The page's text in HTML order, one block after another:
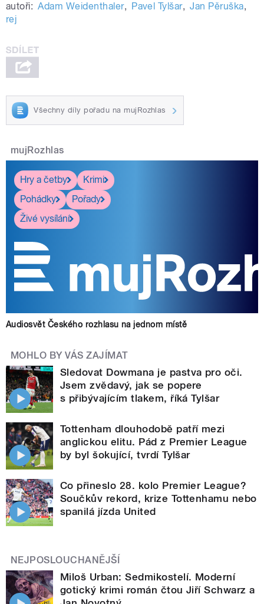
autoři: Adam Weidenthaler, Pavel Tylšar, Jan Pěruška,
rej
Všechny díly pořadu na mujRozhlas
mujRozhlas
Hry a četby
Krimi
Pohádky
Pořady
Živé vysílání
Audiosvět Českého rozhlasu na jednom místě
MOHLO BY VÁS ZAJÍMAT
Sledovat Dowmana je pastva pro oči.
Jsem zvědavý, jak se popere
s přibývajícím tlakem, říká Tylšar
Tottenham dlouhodobě patří mezi
anglickou elitu. Pád z Premier League
by byl šokující, tvrdí Tylšar
Co přineslo 28. kolo Premier League?
Součkův rekord, krize Tottenhamu nebo
spanilá jízda United
NEJPOSLOUCHANĚJŠÍ
Miloš Urban: Sedmikostelí. Moderní
gotický krimi román čtou Jiří Schwarz a